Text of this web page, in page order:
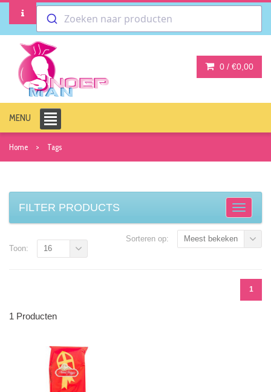
Zoeken naar producten
0 / €0,00
MENU
Home Tags
FILTER PRODUCTS
Sorteren op: Meest bekeken
1
Toon: 16
1 Producten